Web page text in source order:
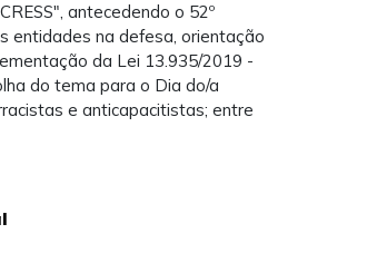
antecedendo o 52º
entidades na defesa, orientação
da Lei 13.935/2019 -
do tema para o Dia do/a
e anticapacitistas; entre